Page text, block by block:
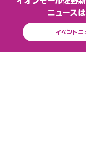
ニュース
イベントニ